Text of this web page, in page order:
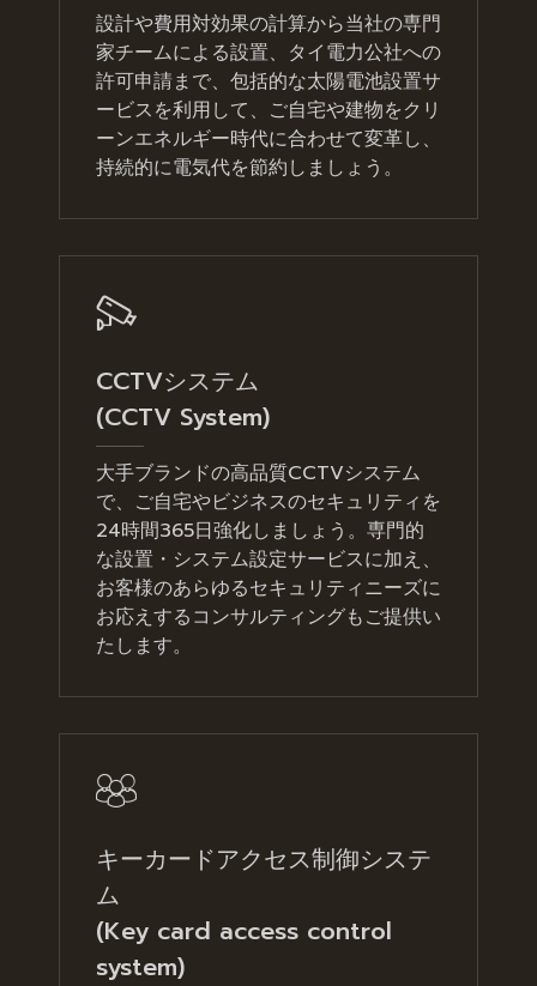
設計や費用対効果の計算から当社の専門
家チームによる設置、タイ電力公社への
許可申請まで、包括的な太陽電池設置サ
ービスを利用して、ご自宅や建物をクリ
ーンエネルギー時代に合わせて変革し、
持続的に電気代を節約しましょう。
CCTVシステム
(CCTV System)
大手ブランドの高品質CCTVシステム
で、ご自宅やビジネスのセキュリティを
24時間365日強化しましょう。専門的
な設置・システム設定サービスに加え、
お客様のあらゆるセキュリティニーズに
お応えするコンサルティングもご提供い
たします。
キーカードアクセス制御システ
ム
(Key card access control
system)